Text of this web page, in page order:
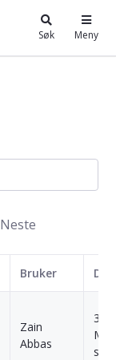
Søk Meny
Neste
Bruker
Zain
Abbas
3